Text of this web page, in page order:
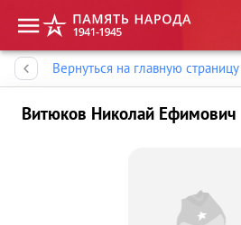
Вернуться на главную страницу
Витюков Николай Ефимович
Память народа